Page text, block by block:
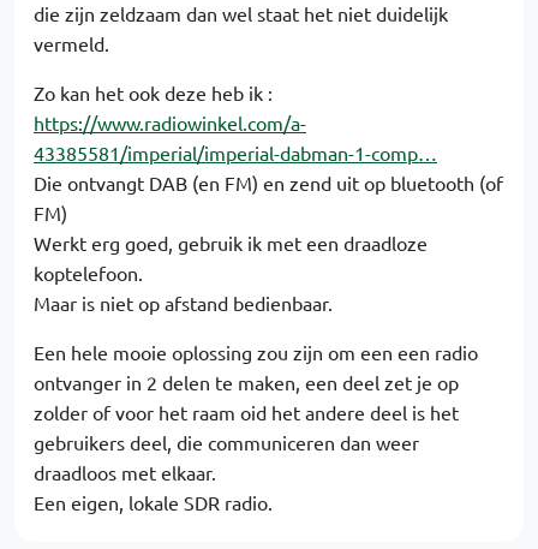
die zijn zeldzaam dan wel staat het niet duidelijk
vermeld.
Zo kan het ook deze heb ik :
https://www.radiowinkel.com/a-
43385581/imperial/imperial-dabman-1-comp…
Die ontvangt DAB (en FM) en zend uit op bluetooth (of
FM)
Werkt erg goed, gebruik ik met een draadloze
koptelefoon.
Maar is niet op afstand bedienbaar.
Een hele mooie oplossing zou zijn om een een radio
ontvanger in 2 delen te maken, een deel zet je op
zolder of voor het raam oid het andere deel is het
gebruikers deel, die communiceren dan weer
draadloos met elkaar.
Een eigen, lokale SDR radio.